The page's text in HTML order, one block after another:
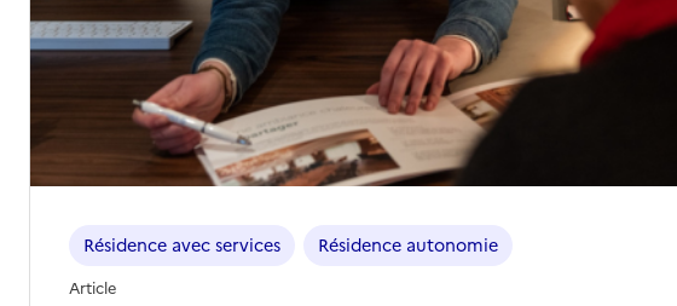
Résidence avec services Résidence autonomie
Article